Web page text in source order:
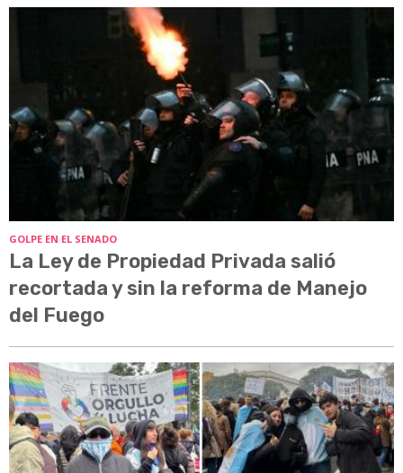
GOLPE EN EL SENADO
La Ley de Propiedad Privada salió
recortada y sin la reforma de Manejo
del Fuego